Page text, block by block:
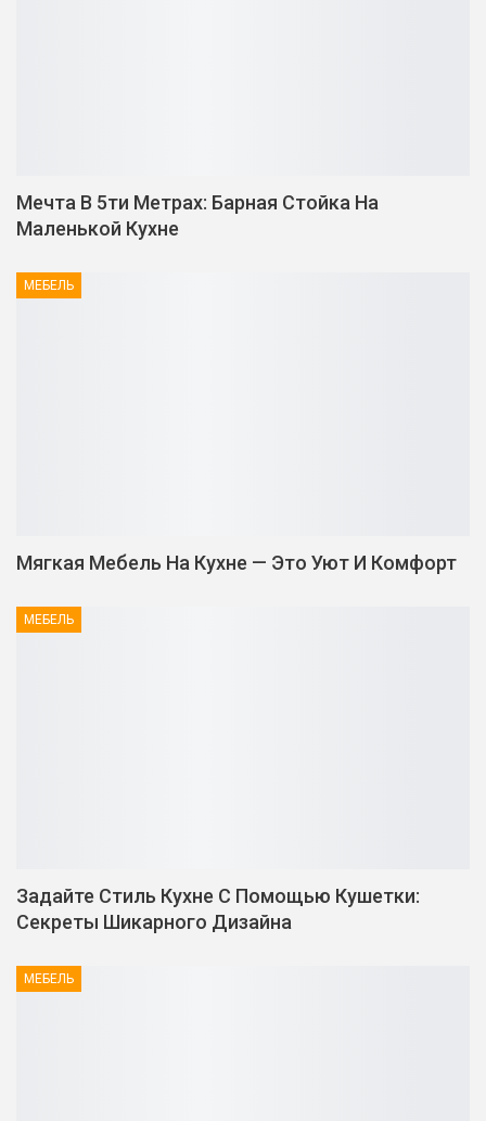
Мечта В 5ти Метрах: Барная Стойка На
Маленькой Кухне
МЕБЕЛЬ
Мягкая Мебель На Кухне — Это Уют И Комфорт
МЕБЕЛЬ
Задайте Стиль Кухне С Помощью Кушетки:
Секреты Шикарного Дизайна
МЕБЕЛЬ